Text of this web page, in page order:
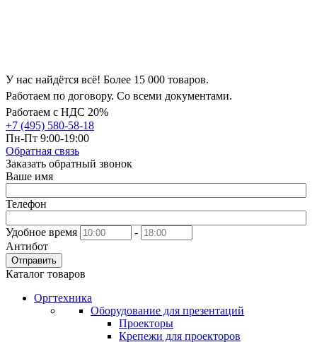
У нас найдётся всё! Более 15 000 товаров.
Работаем по договору. Со всеми документами.
Работаем с НДС 20%
+7 (495) 580-58-18
Пн-Пт 9:00-19:00
Обратная связь
Заказать обратный звонок
Ваше имя
Телефон
Удобное время
-
Антибот
Отправить
Каталог товаров
Оргтехника
Оборудование для презентаций
Проекторы
Крепежи для проекторов